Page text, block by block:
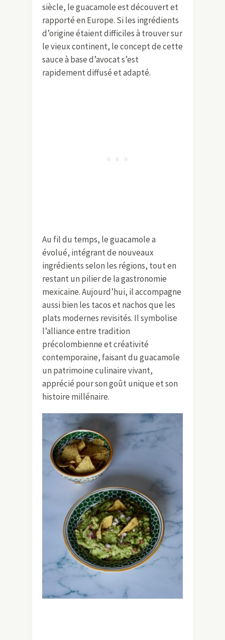
siècle, le guacamole est découvert et
rapporté en Europe. Si les ingrédients
d’origine étaient difficiles à trouver sur
le vieux continent, le concept de cette
sauce à base d’avocat s’est
rapidement diffusé et adapté.
Au fil du temps, le guacamole a
évolué, intégrant de nouveaux
ingrédients selon les régions, tout en
restant un pilier de la gastronomie
mexicaine. Aujourd’hui, il accompagne
aussi bien les tacos et nachos que les
plats modernes revisités. Il symbolise
l’alliance entre tradition
précolombienne et créativité
contemporaine, faisant du guacamole
un patrimoine culinaire vivant,
apprécié pour son goût unique et son
histoire millénaire.